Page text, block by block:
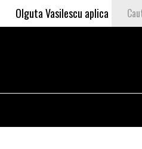
Olguta Vasilescu aplica